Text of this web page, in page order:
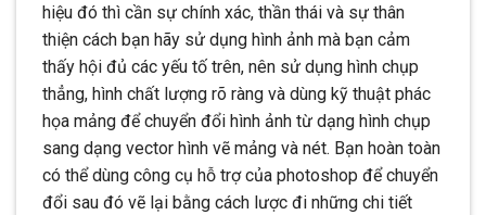
hiệu đó thì cần sự chính xác, thần thái và sự thân
thiện cách bạn hãy sử dụng hình ảnh mà bạn cảm
thấy hội đủ các yếu tố trên, nên sử dụng hình chụp
thẳng, hình chất lượng rõ ràng và dùng kỹ thuật phác
họa mảng để chuyển đổi hình ảnh từ dạng hình chụp
sang dạng vector hình vẽ mảng và nét. Bạn hoàn toàn
có thể dùng công cụ hỗ trợ của photoshop để chuyển
đổi sau đó vẽ lại bằng cách lược đi những chi tiết